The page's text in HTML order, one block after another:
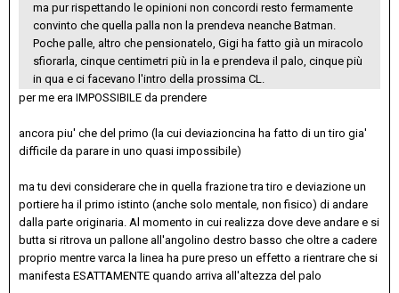
ma pur rispettando le opinioni non concordi resto fermamente
convinto che quella palla non la prendeva neanche Batman.
Poche palle, altro che pensionatelo, Gigi ha fatto già un miracolo
sfiorarla, cinque centimetri più in la e prendeva il palo, cinque più
in qua e ci facevano l'intro della prossima CL.
per me era IMPOSSIBILE da prendere
ancora piu' che del primo (la cui deviazioncina ha fatto di un tiro gia'
difficile da parare in uno quasi impossibile)
ma tu devi considerare che in quella frazione tra tiro e deviazione un
portiere ha il primo istinto (anche solo mentale, non fisico) di andare
dalla parte originaria. Al momento in cui realizza dove deve andare e si
butta si ritrova un pallone all'angolino destro basso che oltre a cadere
proprio mentre varca la linea ha pure preso un effetto a rientrare che si
manifesta ESATTAMENTE quando arriva all'altezza del palo